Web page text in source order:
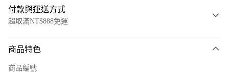
付款與運送方式
超取滿NT$888免運
信用卡一次付款
商品特色
商品編號